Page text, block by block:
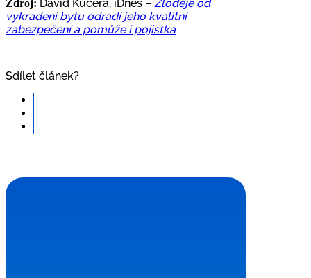
Zdroj: David Kučera, iDnes – Zloděje od
vykradení bytu odradí jeho kvalitní
zabezpečení a pomůže i pojistka
Sdílet článek?